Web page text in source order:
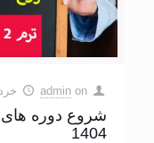
admin on خرداد
شروع دوره های
1404